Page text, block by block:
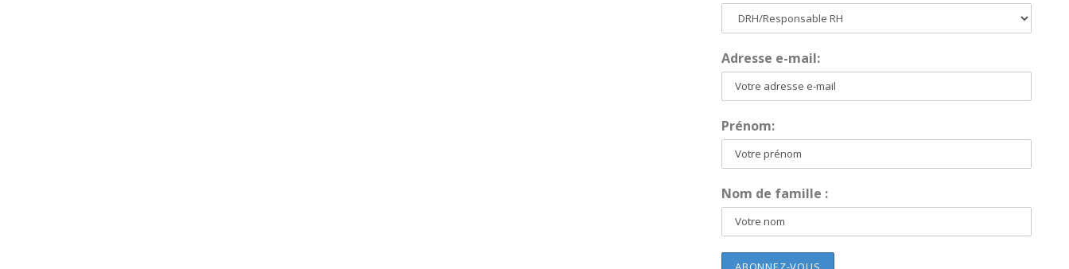
Adresse e-mail:
Prénom:
Nom de famille :